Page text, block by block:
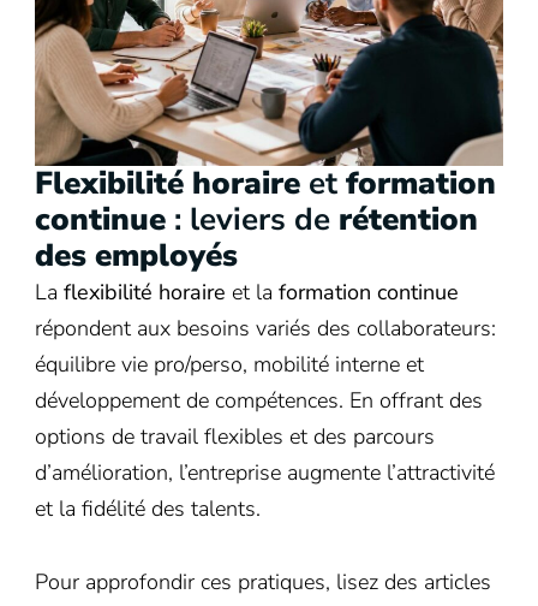
Flexibilité horaire et formation
continue : leviers de rétention
des employés
La flexibilité horaire et la formation continue
répondent aux besoins variés des collaborateurs:
équilibre vie pro/perso, mobilité interne et
développement de compétences. En offrant des
options de travail flexibles et des parcours
d’amélioration, l’entreprise augmente l’attractivité
et la fidélité des talents.
Pour approfondir ces pratiques, lisez des articles